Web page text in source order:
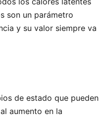
son un parámetro
y su valor siempre va
de estado que pueden
aumento en la